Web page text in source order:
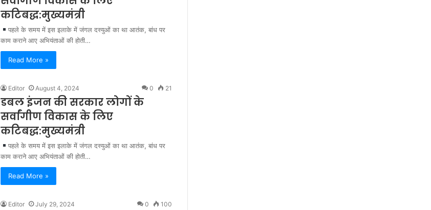
कटिबद्ध:मुख्यमंत्री
पहले के समय में इस इलाके में जंगल दस्युओं का था आतंक, बांध पर
काम कराने आए अभियंताओं की होती…
Read More »
Editor August 4, 2024 0 21
डबल इंजन की सरकार लोगों के
सर्वांगीण विकास के लिए
कटिबद्ध:मुख्यमंत्री
पहले के समय में इस इलाके में जंगल दस्युओं का था आतंक, बांध पर
काम कराने आए अभियंताओं की होती…
Read More »
Editor July 29, 2024 0 100